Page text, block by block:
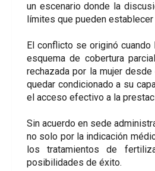
un escenario donde la
límites que pueden
El conflicto se originó
esquema de cobertura
rechazada por la mujer
quedar condicionado a su
el acceso efectivo a la
Sin acuerdo en sede
no solo por la indicación
los tratamientos de
posibilidades de éxito.